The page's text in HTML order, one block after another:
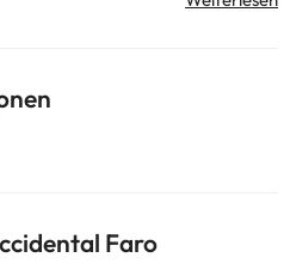
und Arbeitsbereich ausgestattet
ein Restaurant, eine Bar und
dem aus Sie einen weiten Blick
und den wichtigsten
somit ein idealer Ausgangspunkt,
Faro